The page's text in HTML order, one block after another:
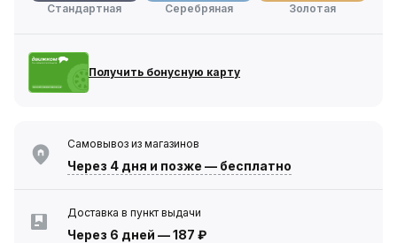
Стандартная
Серебряная
Золотая
Получить бонусную карту
Самовывоз из магазинов
Через 4 дня и позже — бесплатно
Доставка в пункт выдачи
Через 6 дней —187 ₽